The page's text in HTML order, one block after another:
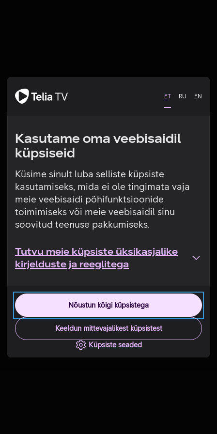
ET RU EN
Kasutame oma veebisaidil
küpsiseid
Küsime sinult luba selliste küpsiste
kasutamiseks, mida ei ole tingimata vaja
meie veebisaidi põhifunktsioonide
toimimiseks või meie veebisaidil sinu
soovitud teenuse pakkumiseks.
Tutvu meie küpsiste üksikasjalike
kirjelduste ja reeglitega
Nõustun kõigi küpsistega
Keeldun mittevajalikest küpsistest
Küpsiste seaded
Tehniline viga